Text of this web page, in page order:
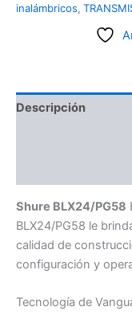
inalámbricos,
Descripción
Shure BLX24/PG58
BLX24/PG58 le
calidad de
configuración y
Tecnología de